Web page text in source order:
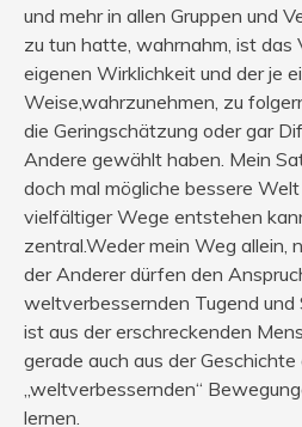
und mehr in allen Gruppen und
zu tun hatte, wahrnahm, ist das
eigenen Wirklichkeit und der je
Weise,wahrzunehmen, zu
die Geringschätzung oder gar
Andere gewählt haben. Mein
doch mal mögliche bessere Welt
vielfältiger Wege entstehen
zentral.Weder mein Weg allein,
der Anderer dürfen den
weltverbessernden Tugend und
ist aus der erschreckenden
gerade auch aus der Geschichte
„weltverbessernden“
lernen.